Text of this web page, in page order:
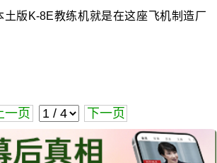
土版K-8E教练机就是在这座飞机制造厂
一页 下一页